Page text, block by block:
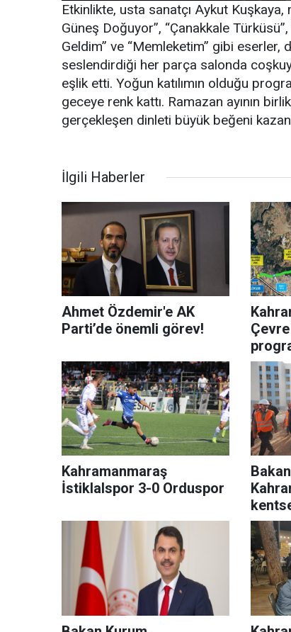
Etkinlikte, usta sanatçı Aykut
Güneş Doğuyor”, “Çanakkale
Geldim” ve “Memleketim” gibi eserler,
seslendirdiği her parça salonda
eşlik etti. Yoğun katılımın olduğu
geceye renk kattı. Ramazan ayının
gerçekleşen dinleti büyük beğeni
İlgili Haberler
Ahmet Özdemir'e AK
Parti’de önemli görev!
Çevre
Kahramanmaraş
İstiklalspor 3-0 Orduspor